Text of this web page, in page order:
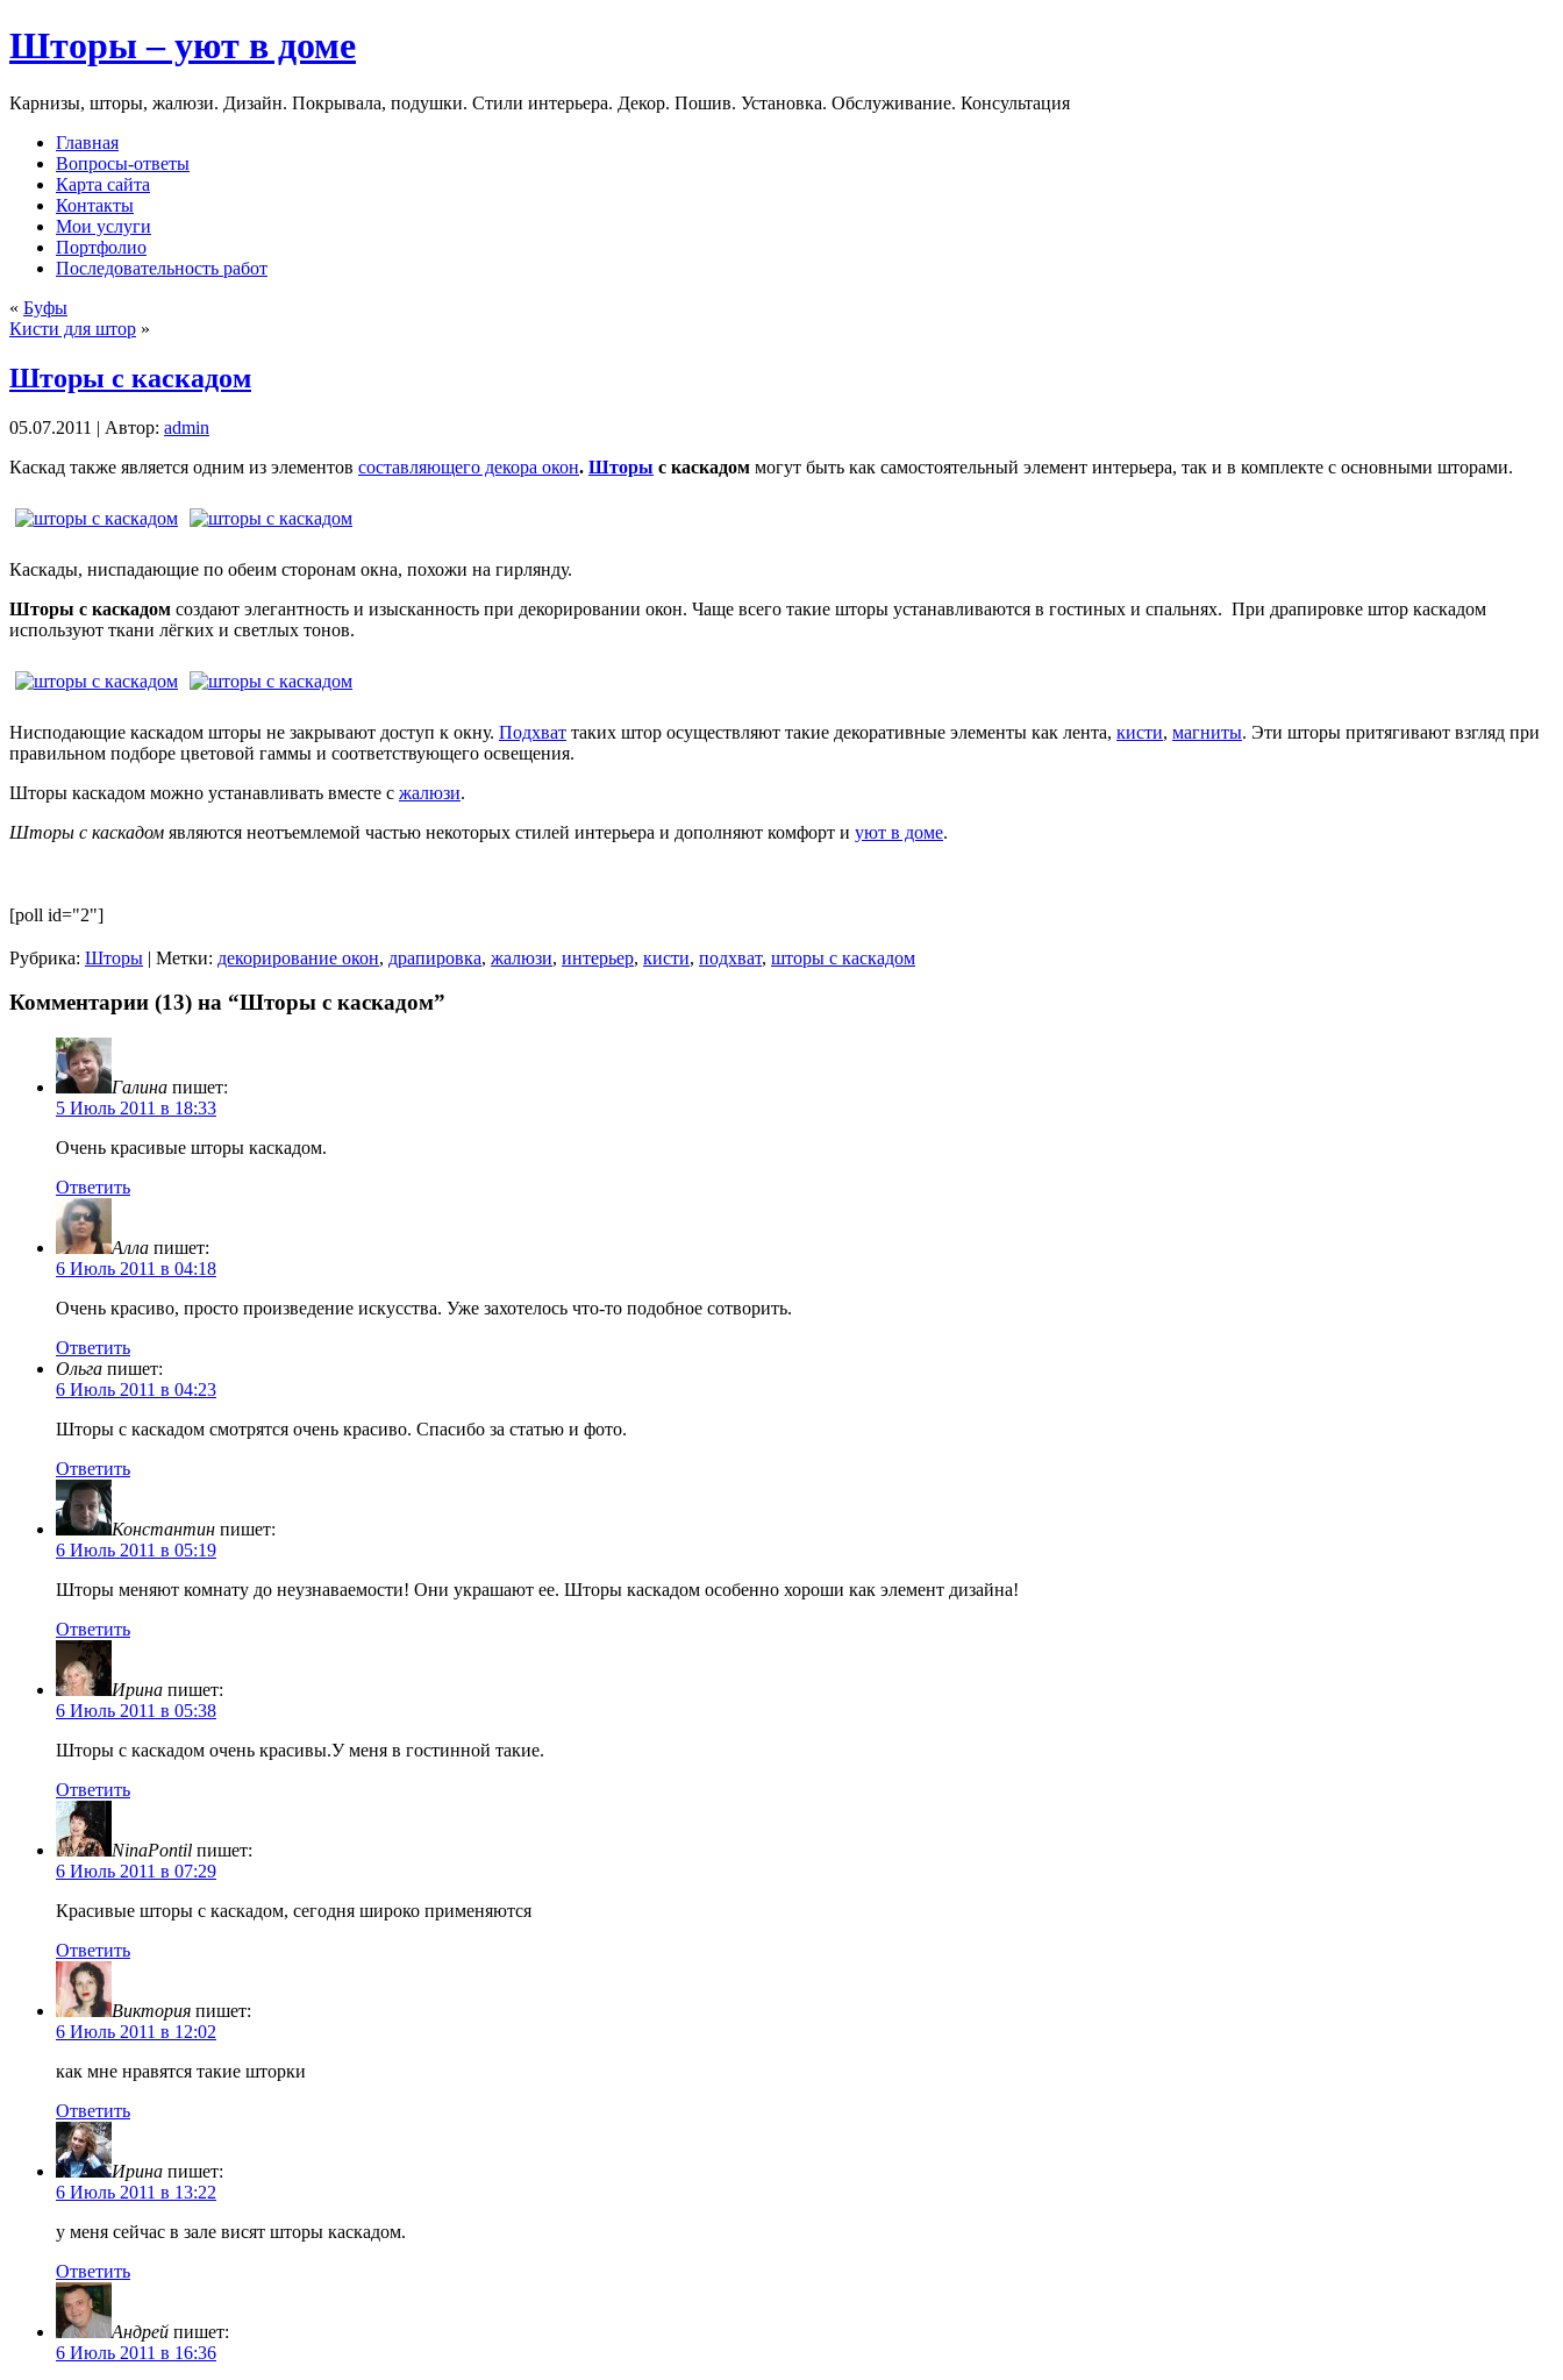
Шторы – уют в доме
Карнизы, шторы, жалюзи. Дизайн. Покрывала, подушки. Стили интерьера. Декор. Пошив. Установка. Обслуживание. Консультация
Главная
Вопросы-ответы
Карта сайта
Контакты
Мои услуги
Портфолио
Последовательность работ
« Буфы
Кисти для штор »
Шторы с каскадом
05.07.2011 | Автор: admin
Каскад также является одним из элементов составляющего декора окон. Шторы с каскадом могут быть как самостоятельный элемент интерьера, так и в комплекте с основными шторами.
Каскады, ниспадающие по обеим сторонам окна, похожи на гирлянду.
Шторы с каскадом создают элегантность и изысканность при декорировании окон. Чаще всего такие шторы устанавливаются в гостиных и спальнях. При драпировке штор каскадом
используют ткани лёгких и светлых тонов.
Нисподающие каскадом шторы не закрывают доступ к окну. Подхват таких штор осуществляют такие декоративные элементы как лента, кисти, магниты. Эти шторы притягивают взгляд при
правильном подборе цветовой гаммы и соответствующего освещения.
Шторы каскадом можно устанавливать вместе с жалюзи.
Шторы с каскадом являются неотъемлемой частью некоторых стилей интерьера и дополняют комфорт и уют в доме.
[poll id="2"]
Рубрика: Шторы | Метки: декорирование окон, драпировка, жалюзи, интерьер, кисти, подхват, шторы с каскадом
Комментарии (13) на “Шторы с каскадом”
Галина пишет:
5 Июль 2011 в 18:33
Очень красивые шторы каскадом.
Ответить
Алла пишет:
6 Июль 2011 в 04:18
Очень красиво, просто произведение искусства. Уже захотелось что-то подобное сотворить.
Ответить
Ольга пишет:
6 Июль 2011 в 04:23
Шторы с каскадом смотрятся очень красиво. Спасибо за статью и фото.
Ответить
Константин пишет:
6 Июль 2011 в 05:19
Шторы меняют комнату до неузнаваемости! Они украшают ее. Шторы каскадом особенно хороши как элемент дизайна!
Ответить
Ирина пишет:
6 Июль 2011 в 05:38
Шторы с каскадом очень красивы.У меня в гостинной такие.
Ответить
NinaPontil пишет:
6 Июль 2011 в 07:29
Красивые шторы с каскадом, сегодня широко применяются
Ответить
Виктория пишет:
6 Июль 2011 в 12:02
как мне нравятся такие шторки
Ответить
Ирина пишет:
6 Июль 2011 в 13:22
у меня сейчас в зале висят шторы каскадом.
Ответить
Андрей пишет:
6 Июль 2011 в 16:36